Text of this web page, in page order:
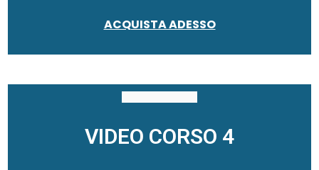
ACQUISTA ADESSO
VIDEO CORSO 4